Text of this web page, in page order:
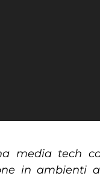
media tech
in ambienti